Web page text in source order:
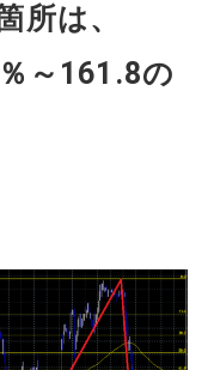
所は、
～161.8の